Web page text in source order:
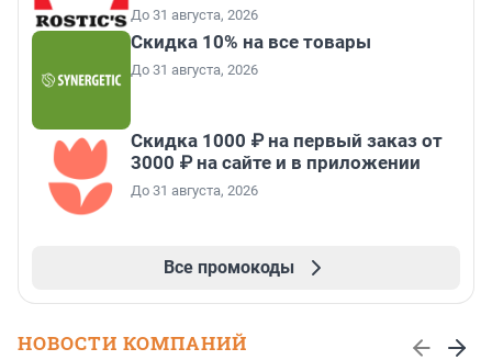
До 31 августа, 2026
Скидка 10% на все товары
До 31 августа, 2026
Скидка 1000 ₽ на первый заказ от
3000 ₽ на сайте и в приложении
До 31 августа, 2026
Все промокоды
НОВОСТИ КОМПАНИЙ